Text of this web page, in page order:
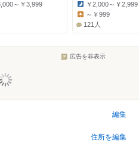
～￥3,999
Dinner:
￥2,000～￥2,999
～￥999
121人
広告を非表示
編集
住所を編集